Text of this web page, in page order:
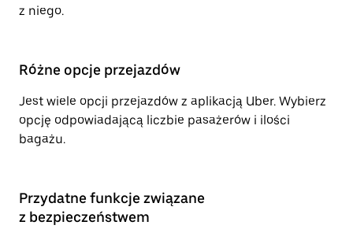
z niego.
Różne opcje przejazdów
Jest wiele opcji przejazdów z aplikacją Uber. Wybierz
opcję odpowiadającą liczbie pasażerów i ilości
bagażu.
Przydatne funkcje związane
z bezpieczeństwem